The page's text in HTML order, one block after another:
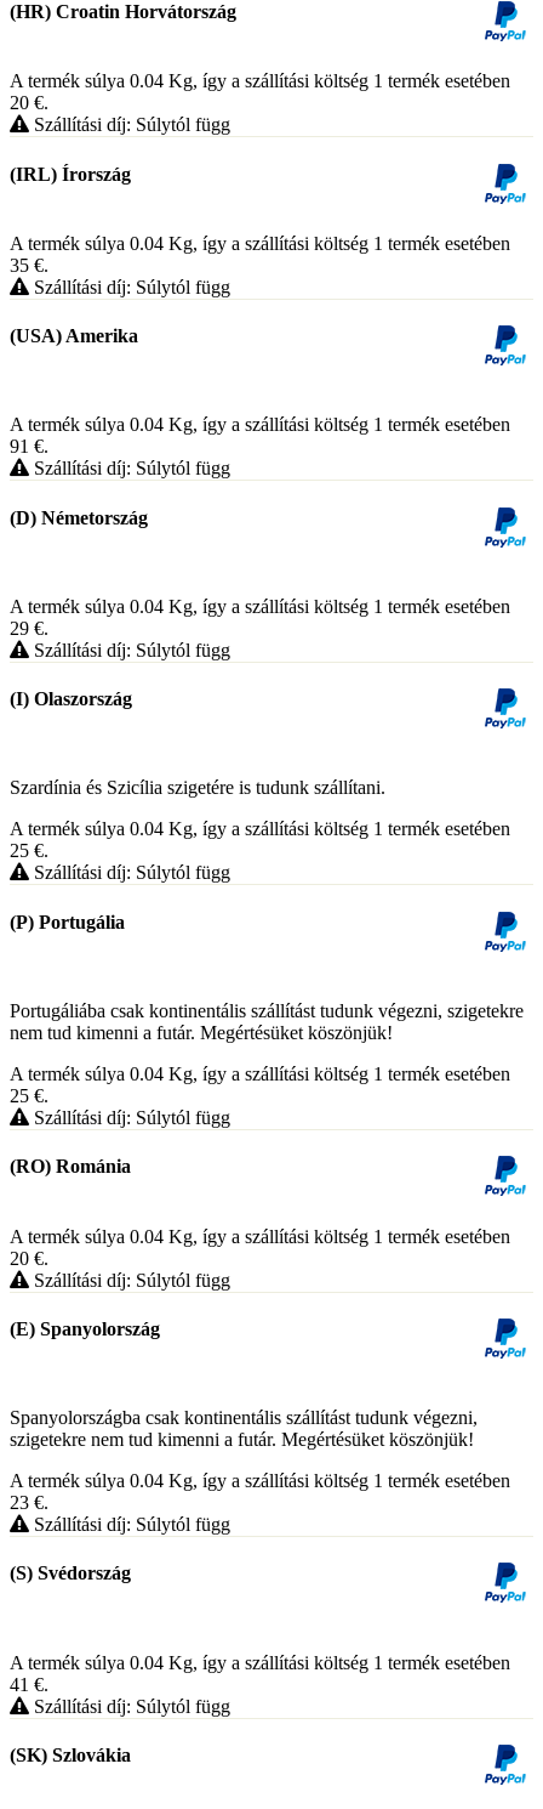
(HR) Croatin Horvátország
A termék súlya 0.04 Kg, így a szállítási költség 1 termék esetében
20 €.
Szállítási díj: Súlytól függ
(IRL) Írország
A termék súlya 0.04 Kg, így a szállítási költség 1 termék esetében
35 €.
Szállítási díj: Súlytól függ
(USA) Amerika
A termék súlya 0.04 Kg, így a szállítási költség 1 termék esetében
91 €.
Szállítási díj: Súlytól függ
(D) Németország
A termék súlya 0.04 Kg, így a szállítási költség 1 termék esetében
29 €.
Szállítási díj: Súlytól függ
(I) Olaszország
Szardínia és Szicília szigetére is tudunk szállítani.
A termék súlya 0.04 Kg, így a szállítási költség 1 termék esetében
25 €.
Szállítási díj: Súlytól függ
(P) Portugália
Portugáliába csak kontinentális szállítást tudunk végezni, szigetekre
nem tud kimenni a futár. Megértésüket köszönjük!
A termék súlya 0.04 Kg, így a szállítási költség 1 termék esetében
25 €.
Szállítási díj: Súlytól függ
(RO) Románia
A termék súlya 0.04 Kg, így a szállítási költség 1 termék esetében
20 €.
Szállítási díj: Súlytól függ
(E) Spanyolország
Spanyolországba csak kontinentális szállítást tudunk végezni,
szigetekre nem tud kimenni a futár. Megértésüket köszönjük!
A termék súlya 0.04 Kg, így a szállítási költség 1 termék esetében
23 €.
Szállítási díj: Súlytól függ
(S) Svédország
A termék súlya 0.04 Kg, így a szállítási költség 1 termék esetében
41 €.
Szállítási díj: Súlytól függ
(SK) Szlovákia